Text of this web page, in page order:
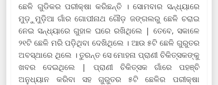
ଛେଳି ଗୁଡିକର ପରୀକ୍ଷା କରିଛନ୍ତି । ସୋମବାର ସନ୍ଧ୍ୟାରେ
ମୁଡ଼ୁମୁଡ଼ିଆ ଗାଁର ଗୋପୀନାଥ ଗୌଡ଼ ଜଙ୍ଗଲରୁ ଛେଳି ଚରାଇ
ନେଇ ସନ୍ଧ୍ୟାରେ ଗୁହାଳ ଘରେ ରଖିଥିଲେ | ତେବେ, ସକାଳେ
୨୧ଟି ଛେଳି ମରି ପଡ଼ିଥିବା ଦେଖିଥିଲେ । ଆଉ ୫ଟି ଛେଳି ଗୁରୁତର
ଅବସ୍ଥାରେ ଥିଲେ । ତୁରନ୍ତ ସେ ମୋହନା ପ୍ରାଣୀ ଚିକିତ୍ସକଙ୍କୁ
ଖବର ଦେଇଥିଲେ | ପ୍ରାଣୀ ଚିକିତ୍ସକ ଗାଁରେ ପହଞ୍ଚି
ଅନୁଧ୍ୟାନ କରିବା ସହ ଗୁରୁତର ୫ଟି ଛେଳିର ପରୀକ୍ଷା